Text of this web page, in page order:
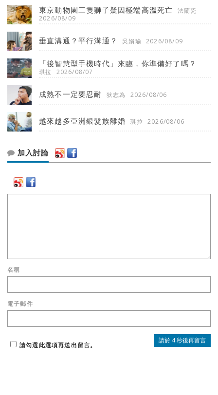
東京動物園三隻獅子疑因極端高溫死亡
法蘭瓷
2026/08/09
垂直溝通？平行溝通？ 吳娟瑜 2026/08/09
「後智慧型手機時代」來臨，你準備好了嗎？
琪拉 2026/08/07
成熟不一定要忍耐 狄志為 2026/08/06
越來越多亞洲銀髮族離婚 琪拉 2026/08/06
加入討論
名稱
電子郵件
請勾選此選項再送出留言。